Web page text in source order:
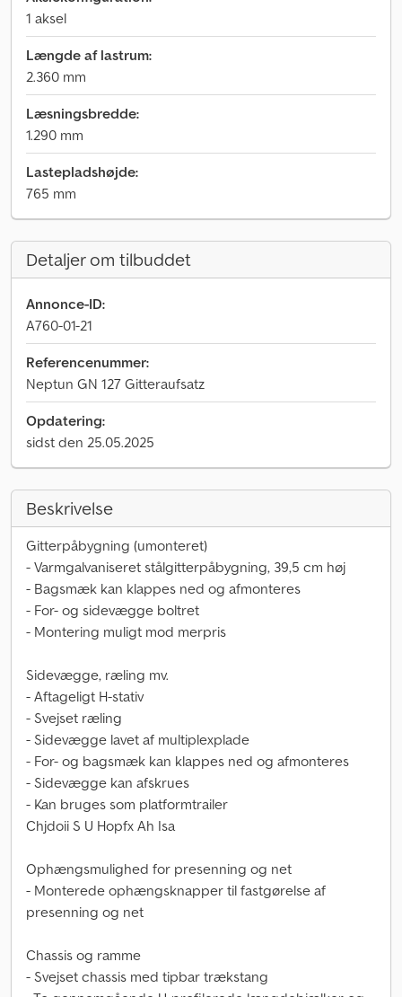
1 aksel
Længde af lastrum:
2.360 mm
Læsningsbredde:
1.290 mm
Lastepladshøjde:
765 mm
Detaljer om tilbuddet
Annonce-ID:
A760-01-21
Referencenummer:
Neptun GN 127 Gitteraufsatz
Opdatering:
sidst den 25.05.2025
Beskrivelse
Gitterpåbygning (umonteret)
- Varmgalvaniseret stålgitterpåbygning, 39,5 cm høj
- Bagsmæk kan klappes ned og afmonteres
- For- og sidevægge boltret
- Montering muligt mod merpris
Sidevægge, ræling mv.
- Aftageligt H-stativ
- Svejset ræling
- Sidevægge lavet af multiplexplade
- For- og bagsmæk kan klappes ned og afmonteres
- Sidevægge kan afskrues
- Kan bruges som platformtrailer
Chjdoii S U Hopfx Ah Isa
Ophængsmulighed for presenning og net
- Monterede ophængsknapper til fastgørelse af
presenning og net
Chassis og ramme
- Svejset chassis med tipbar trækstang